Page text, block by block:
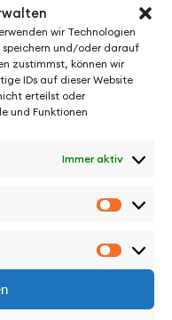
wir Technologien
und/oder darauf
zustimmst, können wir
IDs auf dieser Website
erteilst oder
und Funktionen
Immer aktiv
hatten viel Spaß bei
mit den Ergebnissen.